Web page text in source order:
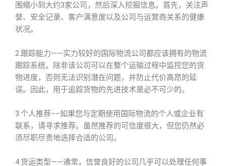
围缩小到大约3家公司，然后深入挖掘信息。首先，关注声
誉、安全记录、客户满意度以及公司与运营商关系的健康
状况。
2.跟踪能力——实力较好的国际物流公司都应该拥有的物流
跟踪系统。除非该公司可以在整个运输过程中监控您的货
物进度，否则无法识别潜在问题，并防止代价高昂的延
误。因此，用于追踪货物的先进技术是必不可少的。
3.个人推荐––如果您与定期使用国际物流的个人或企业有
联系，请寻求推荐。虽然推荐的可信度很大，但您仍然必
须尽职尽责地选择合适的公司。
4.货运类型——通常，信誉良好的公司几乎可以处理任何事